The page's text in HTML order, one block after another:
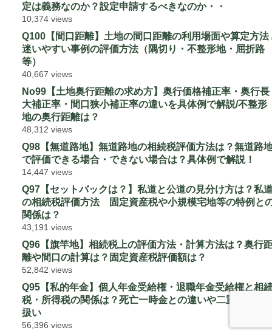
定は義務なのか？設定申請するべきなのか・・
10,374 views
Q100【間口距離】土地の間口距離の利用場面や算定方法
迷いやすい事例の評価方法（隅切り・不整形地・屈折路
等）
40,667 views
No99【土地奥行距離の求め方】奥行価格補正率・奥行長
大補正率・間口狭小補正率の違いを具体例で解説/不整形
地の奥行距離は？
48,312 views
Q98【無道路地】無道路地の相続税評価方法は？無道路
で評価できる場合・できない場合は？具体例で解説！
14,447 views
Q97【セットバックは？】私道と公道の見分け方は？私
の相続税評価方法 固定資産税や小規模宅地等の特例と
関係は？
43,191 views
Q96【旗竿地】相続税上の評価方法・計算方法は？奥行
離や間口の計算は？固定資産税評価額は？
52,842 views
Q95【私的年金】個人年金受給権・退職年金受給権と相
税・所得税の関係は？死亡一時金との違いや二重課税の
扱い
56,396 views